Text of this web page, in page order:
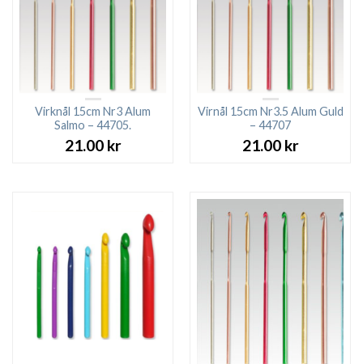
Virknål 15cm Nr3 Alum
Salmo – 44705.
21.00 kr
Virnål 15cm Nr3.5 Alum Guld
– 44707
21.00 kr